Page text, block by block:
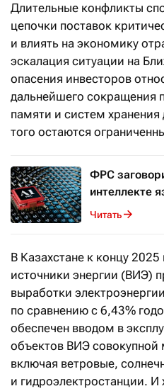
Длительные конфликты
цепочки поставок
и влиять на экономику
эскалация ситуации на
опасения инвесторов
дальнейшего сокращения
памяти и систем
того остаются
ФРС
интеллекте
Читать
В Казахстане к концу
источники энергии (ВИЭ)
выработки
по сравнению с 6,43%
обеспечен вводом в
объектов ВИЭ
включая ветровые,
и гидроэлектростанции. И